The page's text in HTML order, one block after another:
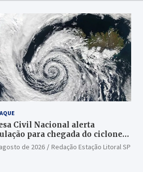
Civil Nacional alerta
para chegada do ciclone
de 2026 Redação Estação Litoral SP